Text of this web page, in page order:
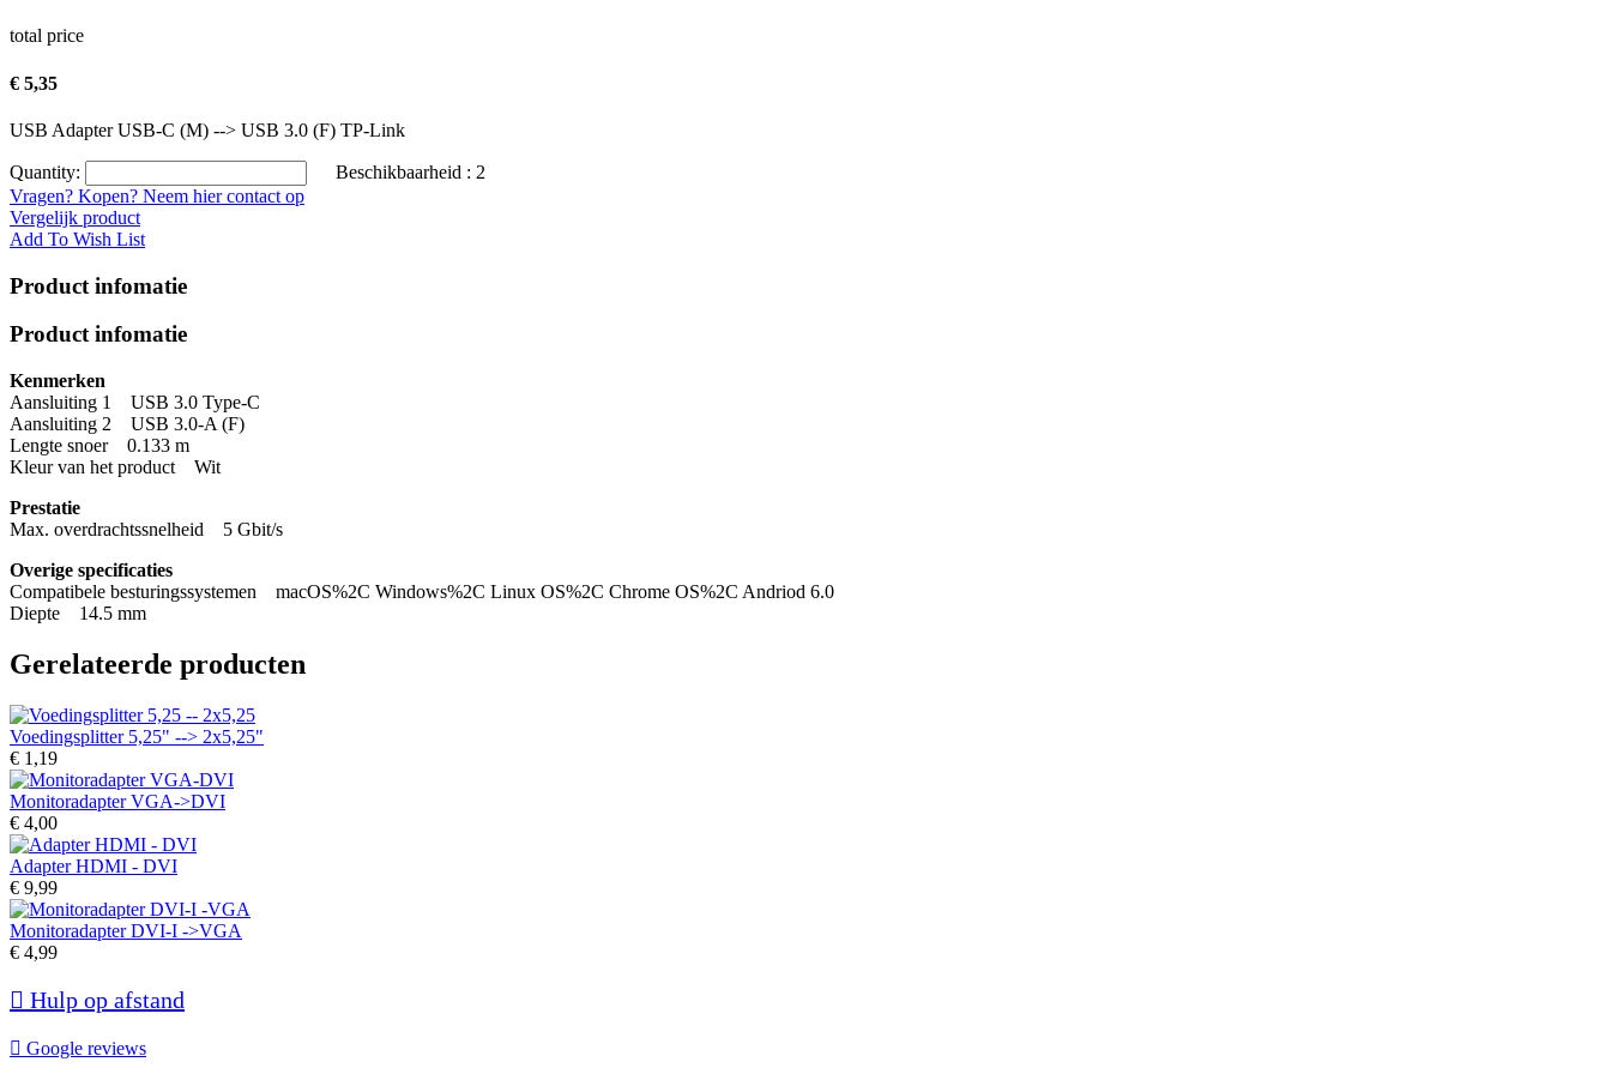
total price
€ 5,35
USB Adapter USB-C (M) --> USB 3.0 (F) TP-Link
Quantity: Beschikbaarheid : 2
Vragen? Kopen? Neem hier contact op
Vergelijk product
Add To Wish List
Product infomatie
Product infomatie
Kenmerken
Aansluiting 1 USB 3.0 Type-C
Aansluiting 2 USB 3.0-A (F)
Lengte snoer 0.133 m
Kleur van het product Wit
Prestatie
Max. overdrachtssnelheid 5 Gbit/s
Overige specificaties
Compatibele besturingssystemen macOS%2C Windows%2C Linux OS%2C Chrome OS%2C Andriod 6.0
Diepte 14.5 mm
Gerelateerde producten
Voedingsplitter 5,25" --> 2x5,25"
€ 1,19
Monitoradapter VGA->DVI
€ 4,00
Adapter HDMI - DVI
€ 9,99
Monitoradapter DVI-I ->VGA
€ 4,99
 Hulp op afstand
 Google reviews